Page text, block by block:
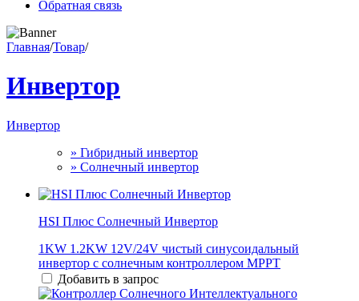
Обратная связь
Главная/Товар/
Инвертор
Инвертор
» Гибридный инвертор
» Солнечный инвертор
HSI Плюс Солнечный Инвертор
1KW 1.2KW 12V/24V чистый синусоидальный
инвертор с солнечным контроллером MPPT
Добавить в запрос